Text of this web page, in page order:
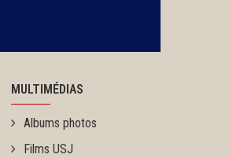
MULTIMÉDIAS
Albums photos
Films USJ